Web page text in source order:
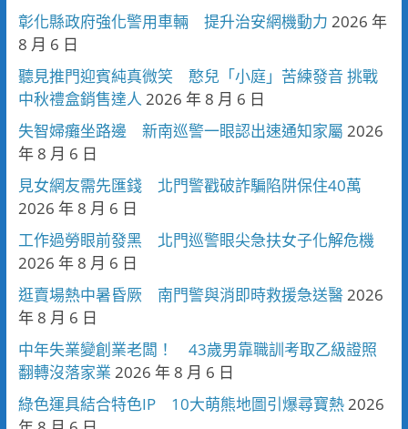
彰化縣政府強化警用車輛 提升治安網機動力 2026 年
8 月 6 日
聽見推門迎賓純真微笑 憨兒「小庭」苦練發音 挑戰
中秋禮盒銷售達人 2026 年 8 月 6 日
失智婦癱坐路邊 新南巡警一眼認出速通知家屬 2026
年 8 月 6 日
見女網友需先匯錢 北門警戳破詐騙陷阱保住40萬
2026 年 8 月 6 日
工作過勞眼前發黑 北門巡警眼尖急扶女子化解危機
2026 年 8 月 6 日
逛賣場熱中暑昏厥 南門警與消即時救援急送醫 2026
年 8 月 6 日
中年失業變創業老闆！ 43歲男靠職訓考取乙級證照
翻轉沒落家業 2026 年 8 月 6 日
綠色運具結合特色IP 10大萌熊地圖引爆尋寶熱 2026